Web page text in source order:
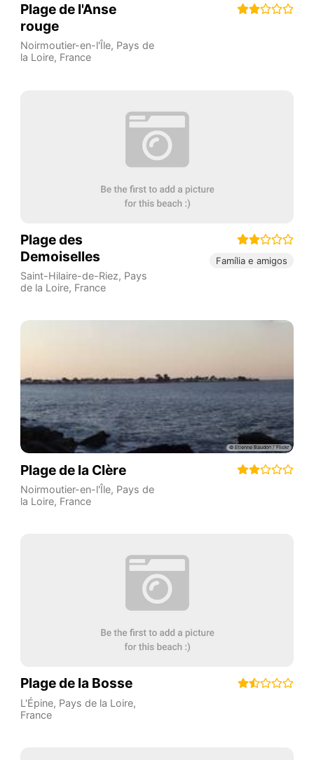
Plage de l'Anse
rouge
Noirmoutier-en-l'Île, Pays de
la Loire, France
Plage des
Demoiselles
Saint-Hilaire-de-Riez, Pays
de la Loire, France
Família e amigos
Plage de la Clère
Noirmoutier-en-l'Île, Pays de
la Loire, France
Plage de la Bosse
L'Épine, Pays de la Loire,
France